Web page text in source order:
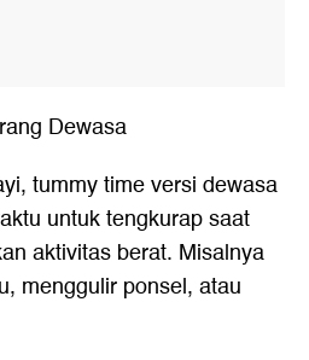
Dewasa
tummy time versi dewasa
untuk tengkurap saat
aktivitas berat. Misalnya
menggulir ponsel, atau